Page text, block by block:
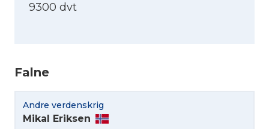
9300 dvt
Falne
Andre verdenskrig
Mikal Eriksen